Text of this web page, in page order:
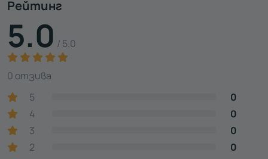
Рейтинг
5.0 / 5.0
0 отзива
5
0
4
0
3
0
2
0